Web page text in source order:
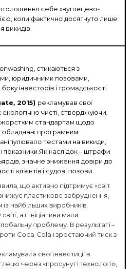
себе «вуглецево-
коли фактично досягнуто лише
викидів.
стикаються з
юридичними позовами,
інвесторів і громадськості.
2015) рекламував свої
екологічно чисті, стверджуючи,
жорстким стандартам щодо
обладнані програмним
тестами на викиди,
показники.Як наслідок – штрафи
значне зниження довіри до
клієнтів і судові позови.
що активно підтримує «світ
знижує пластикове забруднення,
найбільших виробників
а її ініціативи мали
проблему. В результаті –
Coca-Cola і зростаючий тиск з
свої інвестиції в
через «просунуті технології»,